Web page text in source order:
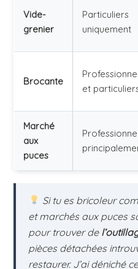
Vide-
grenier
Particuliers
uniquement
Brocante
et
Marché
aux
puces
Si tu es bricoleur
et marchés aux puces
pour trouver de
pièces détachées
restaurer. J’ai déniché